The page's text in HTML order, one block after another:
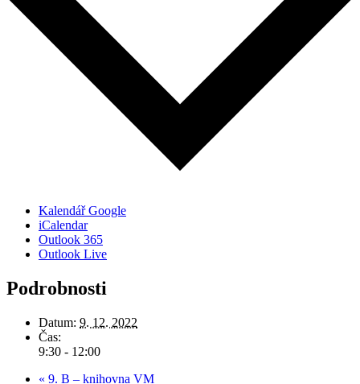
Kalendář Google
iCalendar
Outlook 365
Outlook Live
Podrobnosti
Datum: 9. 12. 2022
Čas:
9:30 - 12:00
« 9. B – knihovna VM